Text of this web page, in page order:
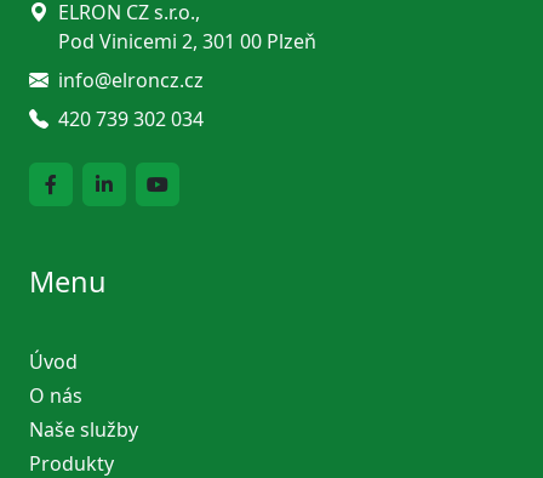
ELRON CZ s.r.o.,
Pod Vinicemi 2, 301 00 Plzeň
info@elroncz.cz
420 739 302 034
Menu
Úvod
O nás
Naše služby
Produkty